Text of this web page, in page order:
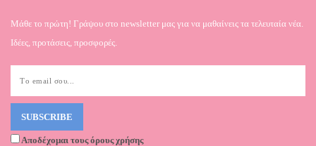
Μάθε το πρώτη! Γράψου στο newsletter μας για να μαθαίνεις τα τελευταία νέα.
Ιδέες, προτάσεις, προσφορές.
Αποδέχομαι τους όρους χρήσης